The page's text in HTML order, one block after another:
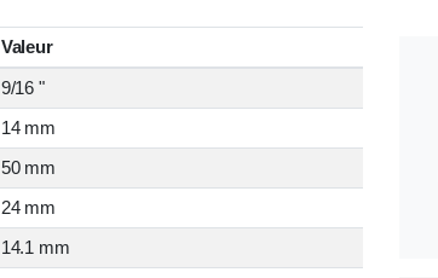
Valeur
9/16 "
14 mm
50 mm
24 mm
14.1 mm